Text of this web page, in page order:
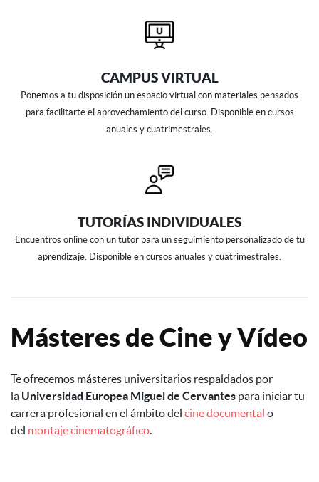
CAMPUS VIRTUAL
Ponemos a tu disposición un espacio virtual con materiales pensados
para facilitarte el aprovechamiento del curso. Disponible en cursos
anuales y cuatrimestrales.
TUTORÍAS INDIVIDUALES
Encuentros online con un tutor para un seguimiento personalizado de tu
aprendizaje. Disponible en cursos anuales y cuatrimestrales.
Másteres de Cine y Vídeo
Te ofrecemos másteres universitarios respaldados por
la Universidad Europea Miguel de Cervantes para iniciar tu
carrera profesional en el ámbito del cine documental o
del montaje cinematográfico.